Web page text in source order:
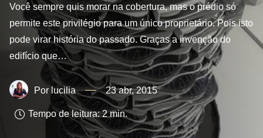
Você sempre quis morar na cobertura, mas o prédio só
permite este privilégio para um único proprietário. Pois isto
pode virar história do passado. Graças a invenção do
edifício que…
lucilia 23 abr, 2015
Tempo de leitura: 2 min.